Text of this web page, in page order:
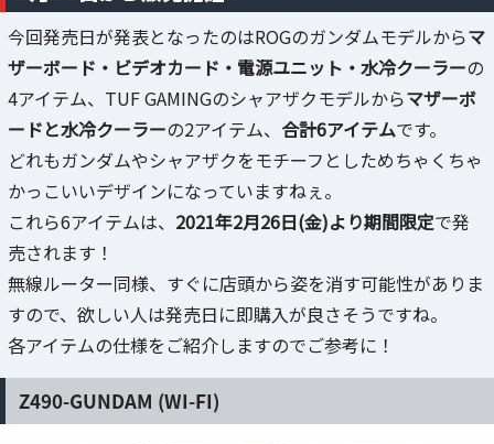
今回発売日が発表となったのはROGのガンダムモデルからマ
ザーボード・ビデオカード・電源ユニット・水冷クーラーの
4アイテム、TUF GAMINGのシャアザクモデルからマザーボ
ードと水冷クーラーの2アイテム、 合計6アイテムです。
どれもガンダムやシャアザクをモチーフとしためちゃくちゃ
かっこいいデザインになっていますねぇ。
これら6アイテムは、 2021年2月26日(金)より期間限定で発
売されます！
無線ルーター同様、すぐに店頭から姿を消す可能性がありま
すので、欲しい人は発売日に即購入が良さそうですね。
各アイテムの仕様をご紹介しますのでご参考に！
Z490-GUNDAM (WI-FI)